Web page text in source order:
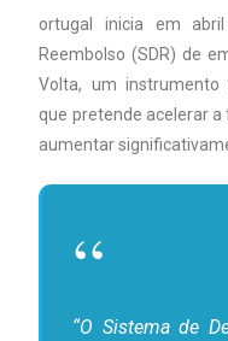
ortugal inicia em
Reembolso (SDR) de
Volta, um instrumento
que pretende acelerar
aumentar
“O Sistema de